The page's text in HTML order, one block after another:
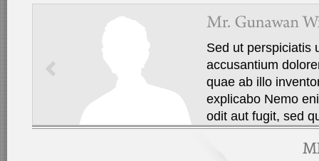
Sed ut perspiciatis
accusantium
quae ab illo
explicabo Nemo
odit aut fugit, sed